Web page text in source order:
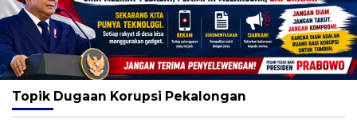
Topik Dugaan Korupsi Pekalongan